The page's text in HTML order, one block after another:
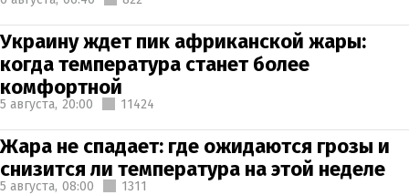
Украину ждет пик африканской жары:
когда температура станет более
комфортной
5 августа, 20:00 11424
Жара не спадает: где ожидаются грозы и
снизится ли температура на этой неделе
5 августа, 08:00 1311